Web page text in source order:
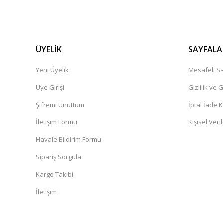
ÜYELİK
Yeni Üyelik
Üye Girişi
Şifremi Unuttum
İletişim Formu
Havale Bildirim Formu
Sipariş Sorgula
Kargo Takibi
İletişim
Mesafeli
Gizlilik ve
İptal İade
Kişisel